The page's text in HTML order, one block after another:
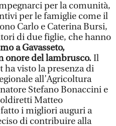
per la comunità,
per le famiglie come il
Carlo e Caterina Bursi,
di due figlie, che hanno
a Gavasseto,
onore del lambrusco.Il
visto la presenza di
all’Agricoltura
Stefano Bonaccini e
Matteo
i migliori auguri a
di contribuire alla